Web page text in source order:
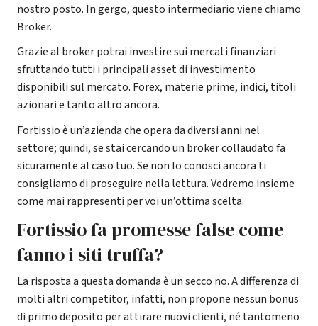
nostro posto. In gergo, questo intermediario viene chiamo
Broker.
Grazie al broker potrai investire sui mercati finanziari
sfruttando tutti i principali asset di investimento
disponibili sul mercato. Forex, materie prime, indici, titoli
azionari e tanto altro ancora.
Fortissio è un’azienda che opera da diversi anni nel
settore; quindi, se stai cercando un broker collaudato fa
sicuramente al caso tuo. Se non lo conosci ancora ti
consigliamo di proseguire nella lettura. Vedremo insieme
come mai rappresenti per voi un’ottima scelta.
Fortissio fa promesse false come
fanno i siti truffa?
La risposta a questa domanda è un secco no. A differenza di
molti altri competitor, infatti, non propone nessun bonus
di primo deposito per attirare nuovi clienti, né tantomeno